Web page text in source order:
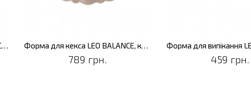
Форма для випікання LEO BALANCE, прямокутна, 29,5 x 17,5 x 7,5 см Форма для кекса LEO BALANCE, кругла, 23 х 10 см
789 грн. 459 грн.